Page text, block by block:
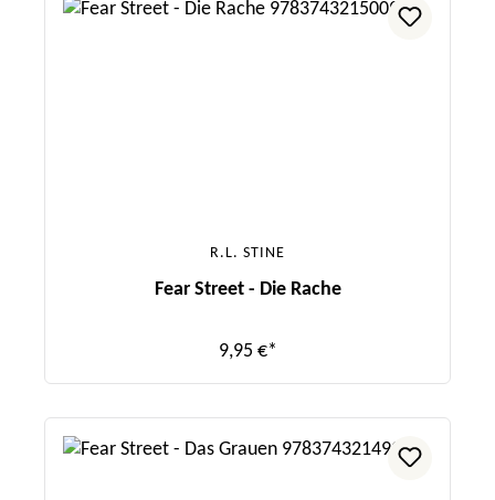
R.L. STINE
Fear Street - Die Rache
9,95 €*